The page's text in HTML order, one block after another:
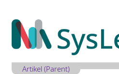
Inhalt
springen
Artikel (Parent)